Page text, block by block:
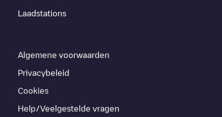
Laadstations
Algemene voorwaarden
Privacybeleid
Cookies
Help/Veelgestelde vragen